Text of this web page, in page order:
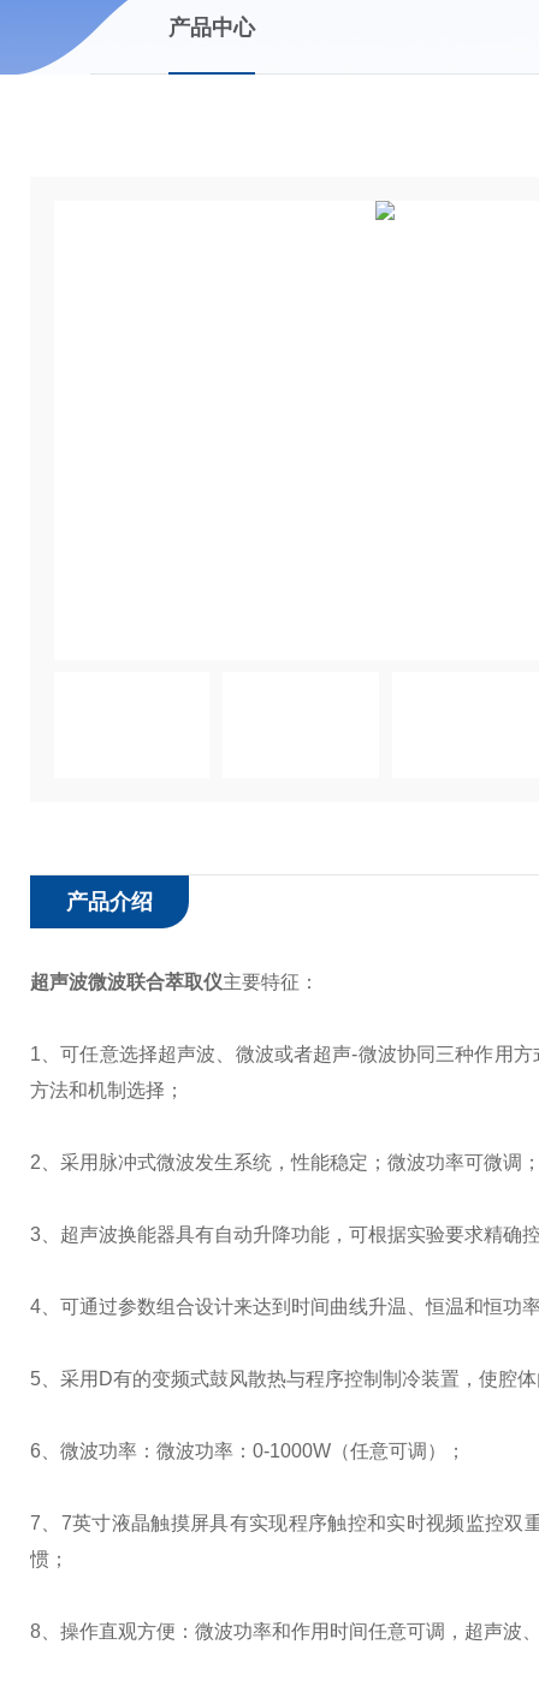
产品中心
产品介绍
超声波微波联合萃取仪主要特征：
1、可任意选择超声波、微波或者超声-微波协同三种作用
方法和机制选择；
2、采用脉冲式微波发生系统，性能稳定；微波功率可微调
3、超声波换能器具有自动升降功能，可根据实验要求精确
4、可通过参数组合设计来达到时间曲线升温、恒温和恒功
5、采用D有的变频式鼓风散热与程序控制制冷装置，使腔
6、微波功率：微波功率：0-1000W（任意可调）；
7、7英寸液晶触摸屏具有实现程序触控和实时视频监控双
惯；
8、操作直观方便：微波功率和作用时间任意可调，超声波